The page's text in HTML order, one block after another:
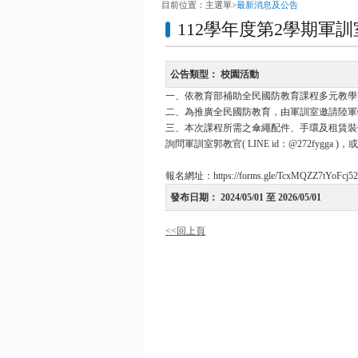
目前位置： 主選單>最新消息及公告
112學年度第2學期軍
公告類型： 校園活動
一、依教育部補助全民國防教育課程多元教
二、為推廣全民國防教育，由軍訓室邀請陸
三、本次課程所需之傘繩配件、手環及租賃
詢問軍訓室郭教官( LINE id：@272fygga )，
報名網址：https://forms.gle/
發布日期： 2024/05/01 至 2026/05/01
<<回上頁